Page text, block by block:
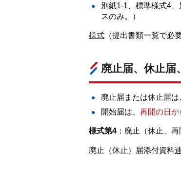
別紙1-1、標準様式4
スのみ。）
様式 （提出書類一覧で必
廃止届、休止届
廃止届または休止届は
開始届は、再開の日
様式第4 ：廃止（休止、
廃止（休止）届添付資料